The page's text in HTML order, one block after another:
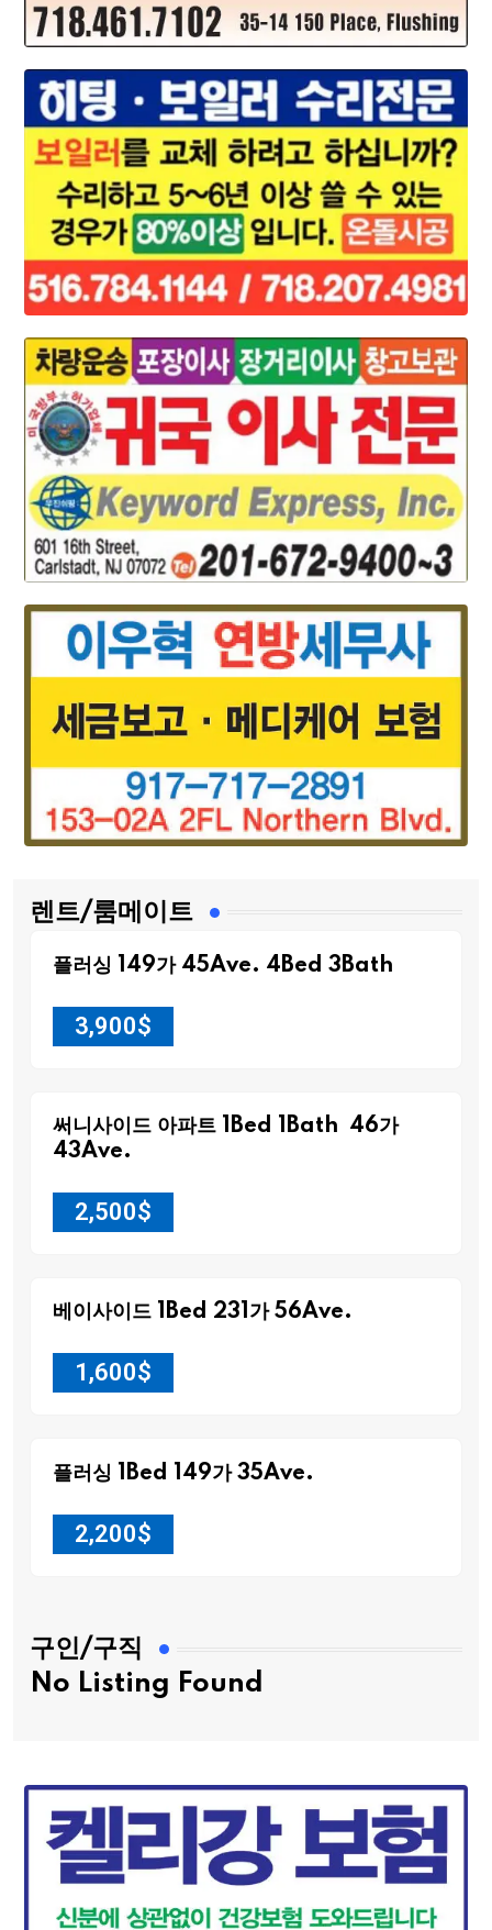
렌트/룸메이트
플러싱 149가 45Ave. 4Bed 3Bath
3,900$
써니사이드 아파트 1Bed 1Bath 46가
43Ave.
2,500$
베이사이드 1Bed 231가 56Ave.
1,600$
플러싱 1Bed 149가 35Ave.
2,200$
구인/구직
No Listing Found